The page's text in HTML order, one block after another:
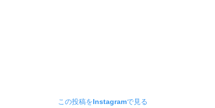
この投稿をInstagramで見る